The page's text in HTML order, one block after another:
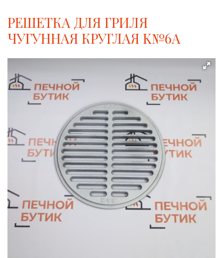
РЕШЕТКА ДЛЯ ГРИЛЯ
ЧУГУННАЯ КРУГЛАЯ K№6А